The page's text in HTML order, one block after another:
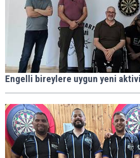
Engelli bireylere uygun yeni